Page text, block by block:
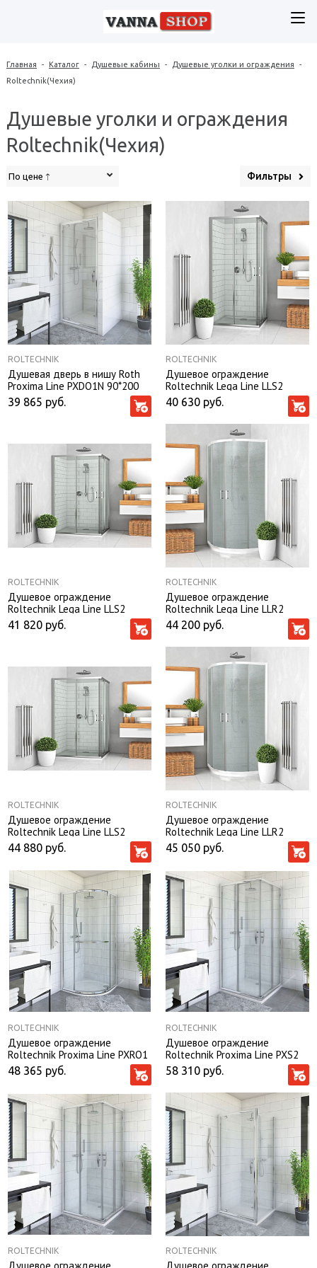
Главная - Каталог - Душевые кабины - Душевые уголки и ограждения
-
Roltechnik(Чехия)
Душевые уголки и ограждения
Roltechnik(Чехия)
По цене Фильтры
ROLTECHNIK
Душевая дверь в нишу Roth
Proxima Line PXDO1N 90*200
без поддона
39 865 руб.
ROLTECHNIK
Душевое ограждение
Roltechnik Lega Line LLS2
80*80*190
40 630 руб.
ROLTECHNIK
Душевое ограждение
Roltechnik Lega Line LLS2
100*80*190 без поддона
41 820 руб.
ROLTECHNIK
Душевое ограждение
Roltechnik Lega Line LLR2
80*80*190 рифленое стекло
без поддона
44 200 руб.
ROLTECHNIK
Душевое ограждение
Roltechnik Lega Line LLS2
120*90*190
44 880 руб.
ROLTECHNIK
Душевое ограждение
Roltechnik Lega Line LLR2
90*90*190 риф.стекло
45 050 руб.
ROLTECHNIK
Душевое ограждение
Roltechnik Proxima Line PXRO1
90*90*200 без поддона
48 365 руб.
ROLTECHNIK
Душевое ограждение
Roltechnik Proxima Line PXS2
90*90*200
58 310 руб.
ROLTECHNIK ROLTECHNIK